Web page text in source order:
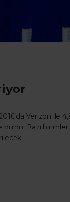
Verizon ile
buldu. Bazı